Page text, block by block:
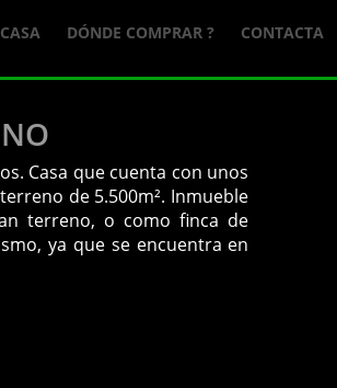
DÓNDE COMPRAR ? CONTACTA
Casa que cuenta con unos
de 5.500m². Inmueble
terreno, o como finca de
ya que se encuentra en